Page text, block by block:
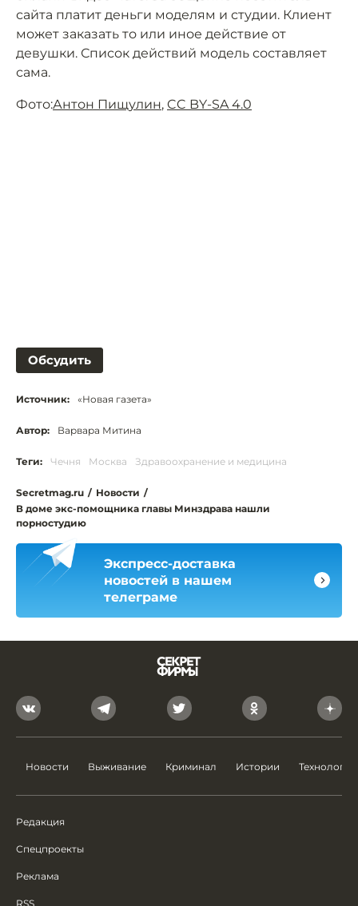
сайта платит деньги моделям и студии. Клиент
может заказать то или иное действие от
девушки. Список действий модель составляет
сама.
Фото:Антон Пищулин, CC BY-SA 4.0
Обсудить
Источник: «Новая газета»
Автор: Варвара Митина
Теги: Чечня Москва Здравоохранение и медицина
Secretmag.ru / Новости /
В доме экс-помощника главы Минздрава нашли
порностудию
Экспресс-доставка
новостей в нашем
телеграме
Новости Выживание Криминал Истории Технологии
Редакция
Спецпроекты
Реклама
RSS